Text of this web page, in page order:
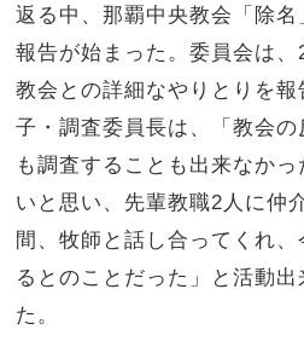
返る中、那覇中央教会「除
報告が始まった。委員会は
教会との詳細なやりとりを
子・調査委員長は、「教会の
も調査することも出来なか
いと思い、先輩教職2人に仲
間、牧師と話し合ってくれ
るとのことだった」と活動
た。